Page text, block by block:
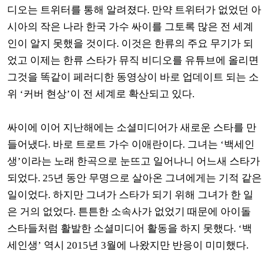
디오는 트위터를 통해 알려졌다. 만약 트위터가 없었던 아
시아의 작은 나라 한국 가수 싸이를 그토록 많은 전 세계
인이 알지 못했을 것이다. 이것은 한류의 주요 무기가 되
었고 이제는 한류 스타가 뮤직 비디오를 유튜브에 올리면
그것을 똑같이 페러디한 동영상이 바로 업데이트 되는 소
위 ‘커버 현상’이 전 세계로 확산되고 있다.
싸이에 이어 지난해에는 소셜미디어가 새로운 스타를 만
들어냈다. 바로 트로트 가수 이애란이다. 그녀는 ‘백세인
생’이라는 노래 한곡으로 눈뜨고 일어나니 어느새 스타가
되었다. 25년 동안 무명으로 살아온 그녀에게는 기적 같은
일이었다. 하지만 그녀가 스타가 되기 위해 그녀가 한 일
은 거의 없었다. 튼튼한 소속사가 없었기 때문에 아이돌
스타들처럼 활발한 소셜미디어 활동을 하지 못했다. ‘백
세인생’ 역시 2015년 3월에 나왔지만 반응이 미미했다.